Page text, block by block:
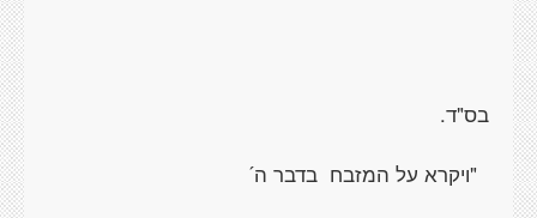
בס"ד.
"ויקרא על המזבח בדבר ה´